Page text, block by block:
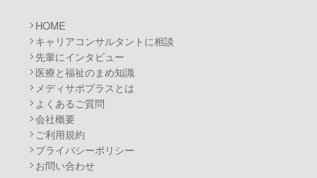
HOME
キャリアコンサルタントに相談
先輩にインタビュー
医療と福祉のまめ知識
メディサポプラスとは
よくあるご質問
会社概要
ご利用規約
プライバシーポリシー
お問い合わせ